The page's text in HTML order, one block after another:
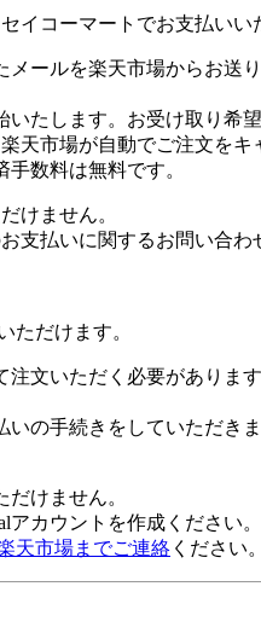
イコーマートでお支払いい
ールを楽天市場からお送り
たします。お受け取り希
天市場が自動でご注文をキ
数料は無料です。
けません。
支払いに関するお問い合わ
ただけます。
文いただく必要がありま
の手続きをしていただきま
けません。
カウントを作成ください。
天市場までご連絡 ください。